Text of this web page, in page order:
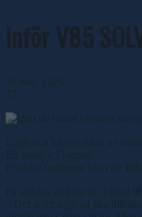
Inför V85
28 maj, 2026
57
Lugn och lat vid sidan av
Ett rovdjur i loppen.
Franske fantomen Idao de
På söndag är Idao de Tillard
– Det är ett nöje att åka